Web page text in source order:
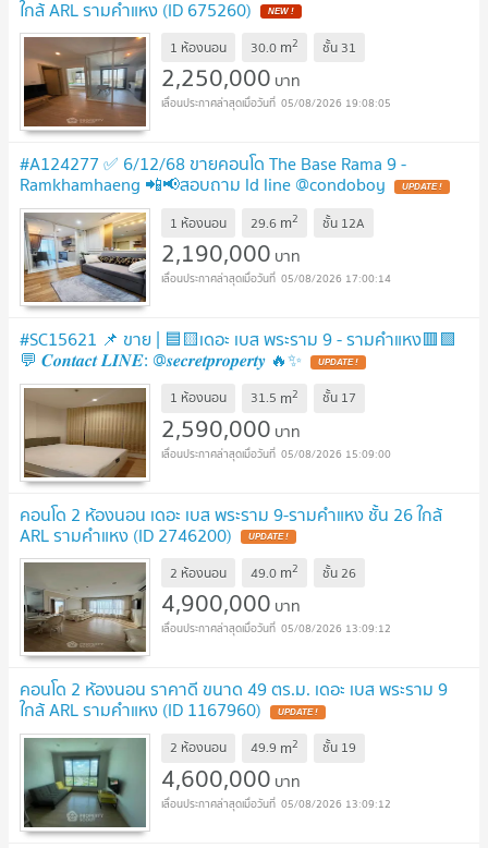
ใกล้ ARL รามคำแหง (ID 675260) NEW !
1 ห้องนอน 30.0 m2 ชั้น 31
2,250,000 บาท
05/08/2026 19:08:05
#A124277 ✅ 6/12/68 ขายคอนโด The Base Rama 9 -
Ramkhamhaeng 📲📢สอบถาม ld line @condoboy UPDATE !
1 ห้องนอน 29.6 m2 ชั้น 12A
2,190,000 บาท
05/08/2026 17:00:14
#SC15621 📌 ขาย | 🟦🟨เดอะ เบส พระราม 9 - รามคำแหง🟥🟩
💬 𝑪𝒐𝒏𝒕𝒂𝒄𝒕 𝑳𝑰𝑵𝑬: @𝒔𝒆𝒄𝒓𝒆𝒕𝒑𝒓𝒐𝒑𝒆𝒓𝒕𝒚 🔥✨ UPDATE !
1 ห้องนอน 31.5 m2 ชั้น 17
2,590,000 บาท
05/08/2026 15:09:00
คอนโด 2 ห้องนอน เดอะ เบส พระราม 9-รามคำแหง ชั้น 26 ใกล้
ARL รามคำแหง (ID 2746200) UPDATE !
2 ห้องนอน 49.0 m2 ชั้น26
4,900,000 บาท
05/08/2026 13:09:12
คอนโด 2 ห้องนอน ราคาดี ขนาด 49 ตร.ม. เดอะ เบส พระราม 9
ใกล้ ARL รามคำแหง (ID 1167960) UPDATE !
2 ห้องนอน 49.9 m2 ชั้น 19
4,600,000 บาท
05/08/2026 13:09:12